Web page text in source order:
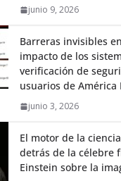
junio 9, 2026
Barreras invisibles
impacto de los
verificación de
usuarios de América
junio 3, 2026
El motor de la
detrás de la célebre
Einstein sobre la